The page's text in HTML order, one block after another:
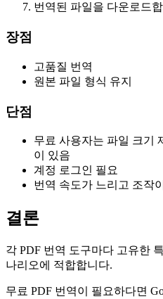
번역된 파일을 다운로드
장점
고품질 번역
원본 파일 형식 유지
단점
무료 사용자는 파일 크기
이 있음
계정 로그인 필요
번역 속도가 느리고 조작
결론
각 PDF 번역 도구마다 고유한
나리오에 적합합니다.
무료 PDF 번역이 필요하다면